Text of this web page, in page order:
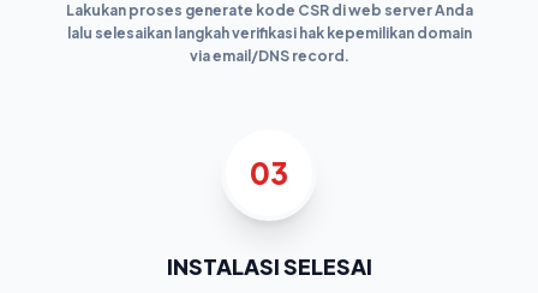
Lakukan proses generate kode CSR di web server Anda
lalu selesaikan langkah verifikasi hak kepemilikan domain
via email/DNS record.
03
INSTALASI SELESAI